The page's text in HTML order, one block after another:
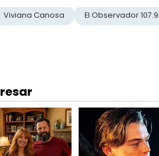
Viviana Canosa El Observador 107.9